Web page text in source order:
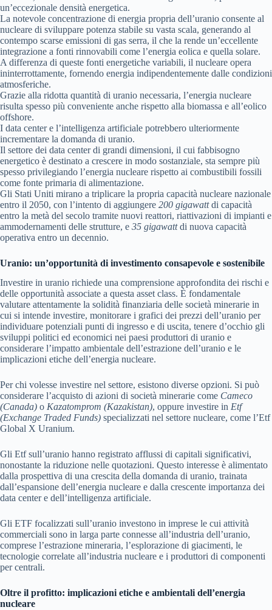
un’eccezionale densità energetica.
La notevole concentrazione di energia propria dell’uranio consente al
nucleare di sviluppare potenza stabile su vasta scala, generando al
contempo scarse emissioni di gas serra, il che la rende un’eccellente
integrazione a fonti rinnovabili come l’energia eolica e quella solare.
A differenza di queste fonti energetiche variabili, il nucleare opera
ininterrottamente, fornendo energia indipendentemente dalle condizioni
atmosferiche.
Grazie alla ridotta quantità di uranio necessaria, l’energia nucleare
risulta spesso più conveniente anche rispetto alla biomassa e all’eolico
offshore.
I data center e l’intelligenza artificiale potrebbero ulteriormente
incrementare la domanda di uranio.
Il settore dei data center di grandi dimensioni, il cui fabbisogno
energetico è destinato a crescere in modo sostanziale, sta sempre più
spesso privilegiando l’energia nucleare rispetto ai combustibili fossili
come fonte primaria di alimentazione.
Gli Stati Uniti mirano a triplicare la propria capacità nucleare nazionale
entro il 2050, con l’intento di aggiungere 200 gigawattdi capacità
entro la metà del secolo tramite nuovi reattori, riattivazioni di impianti e
ammodernamenti delle strutture, e 35 gigawattdi nuova capacità
operativa entro un decennio.
Uranio: un’opportunità di investimento consapevole e sostenibile
Investire in uranio richiede una comprensione approfondita dei rischi e
delle opportunità associate a questa asset class. È fondamentale
valutare attentamente la solidità finanziaria delle società minerarie in
cui si intende investire, monitorare i grafici dei prezzi dell’uranio per
individuare potenziali punti di ingresso e di uscita, tenere d’occhio gli
sviluppi politici ed economici nei paesi produttori di uranio e
considerare l’impatto ambientale dell’estrazione dell’uranio e le
implicazioni etiche dell’energia nucleare.
Per chi volesse investire nel settore, esistono diverse opzioni. Si può
considerare l’acquisto di azioni di società minerarie come Cameco
(Canada) o Kazatomprom (Kazakistan), oppure investire in Etf
(Exchange Traded Funds) specializzati nel settore nucleare, come l’Etf
Global X Uranium.
Gli Etf sull’uranio hanno registrato afflussi di capitali significativi,
nonostante la riduzione nelle quotazioni. Questo interesse è alimentato
dalla prospettiva di una crescita della domanda di uranio, trainata
dall’espansione dell’energia nucleare e dalla crescente importanza dei
data center e dell’intelligenza artificiale.
Gli ETF focalizzati sull’uranio investono in imprese le cui attività
commerciali sono in larga parte connesse all’industria dell’uranio,
comprese l’estrazione mineraria, l’esplorazione di giacimenti, le
tecnologie correlate all’industria nucleare e i produttori di componenti
per centrali.
Oltre il profitto: implicazioni etiche e ambientali dell’energia
nucleare